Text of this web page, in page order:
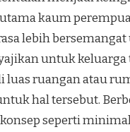
kaum
lebih
untuk
luas ruangan atau
hal tersebut.
seperti